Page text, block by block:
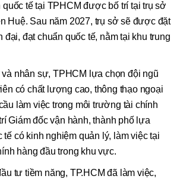
quốc tế tại TPHCM được bố trí tại trụ sở
Huệ. Sau năm 2027, trụ sở sẽ được đặt
đại, đạt chuẩn quốc tế, nằm tại khu trung
nhân sự, TPHCM lựa chọn đội ngũ
có chất lượng cao, thông thạo ngoại
làm việc trong môi trường tài chính
Giám đốc vận hành, thành phố lựa
có kinh nghiệm quản lý, làm việc tại
hàng đầu trong khu vực.
tư tiềm năng, TP.HCM đã làm việc,